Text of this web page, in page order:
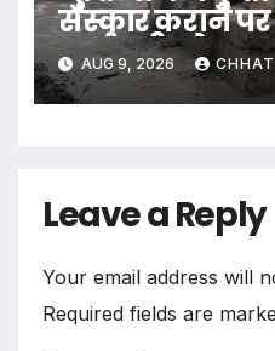
संस्कार कराने
कर्मचारी को
AUG 9, 2026
Leave a Reply
Your email address will
Required fields are